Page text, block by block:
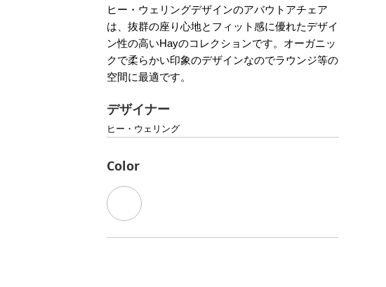
ヒー・ウェリングデザインのアバウトアチェア
は、抜群の座り心地とフィット感に優れたデザイ
ン性の高いHayのコレクションです。オーガニッ
クで柔らかい印象のデザインなのでラウンジ等の
空間に最適です。
デザイナー
ヒー・ウェリング
Color